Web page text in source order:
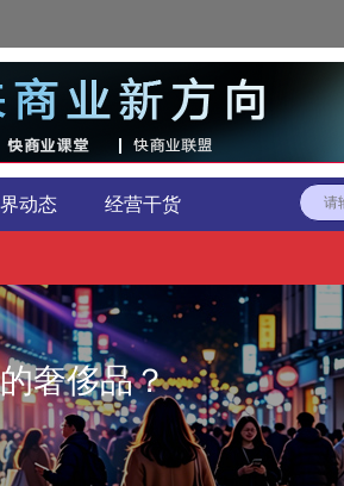
动态 经营干货
奢侈品？